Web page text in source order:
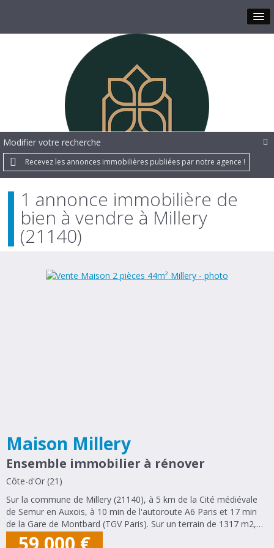
Modifier votre recherche
Recevez les annonces immobilières publiées par notre agence !
1 annonce immobilière de
bien à vendre à Millery
(21140)
Maison Millery
Ensemble immobilier à rénover
Côte-d'Or (21)
Sur la commune de Millery (21140), à 5 km de la Cité médiévale
de Semur en Auxois, à 10 min de l'autoroute A6 Paris et 17 min
de la Gare de Montbard (TGV Paris). Sur un terrain de 1317 m2,
un ensemble immobilier composé d'une maison d'environ 44 m2